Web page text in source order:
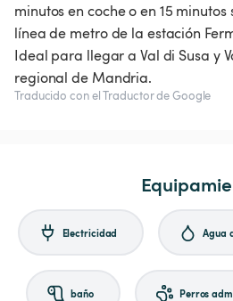
minutos en coche o en 15
línea de metro de la estación
Ideal para llegar a Val di Susa y
Traducido con el Traductor de Google
Electricidad Agua
baño Perros